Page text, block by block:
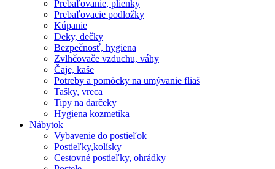
Prebaľovanie, plienky
Prebaľovacie podložky
Kúpanie
Deky, dečky
Bezpečnosť, hygiena
Zvlhčovače vzduchu, váhy
Čaje, kaše
Potreby a pomôcky na umývanie fliaš
Tašky, vreca
Tipy na darčeky
Hygiena kozmetika
Nábytok
Vybavenie do postieľok
Postieľky,kolísky
Cestovné postieľky, ohrádky